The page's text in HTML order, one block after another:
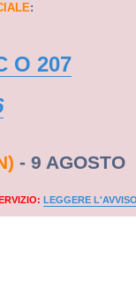
:
O 207
- 9 AGOSTO
LEGGERE L'AVVISO